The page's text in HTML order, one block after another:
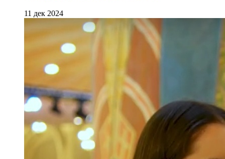
11 дек 2024